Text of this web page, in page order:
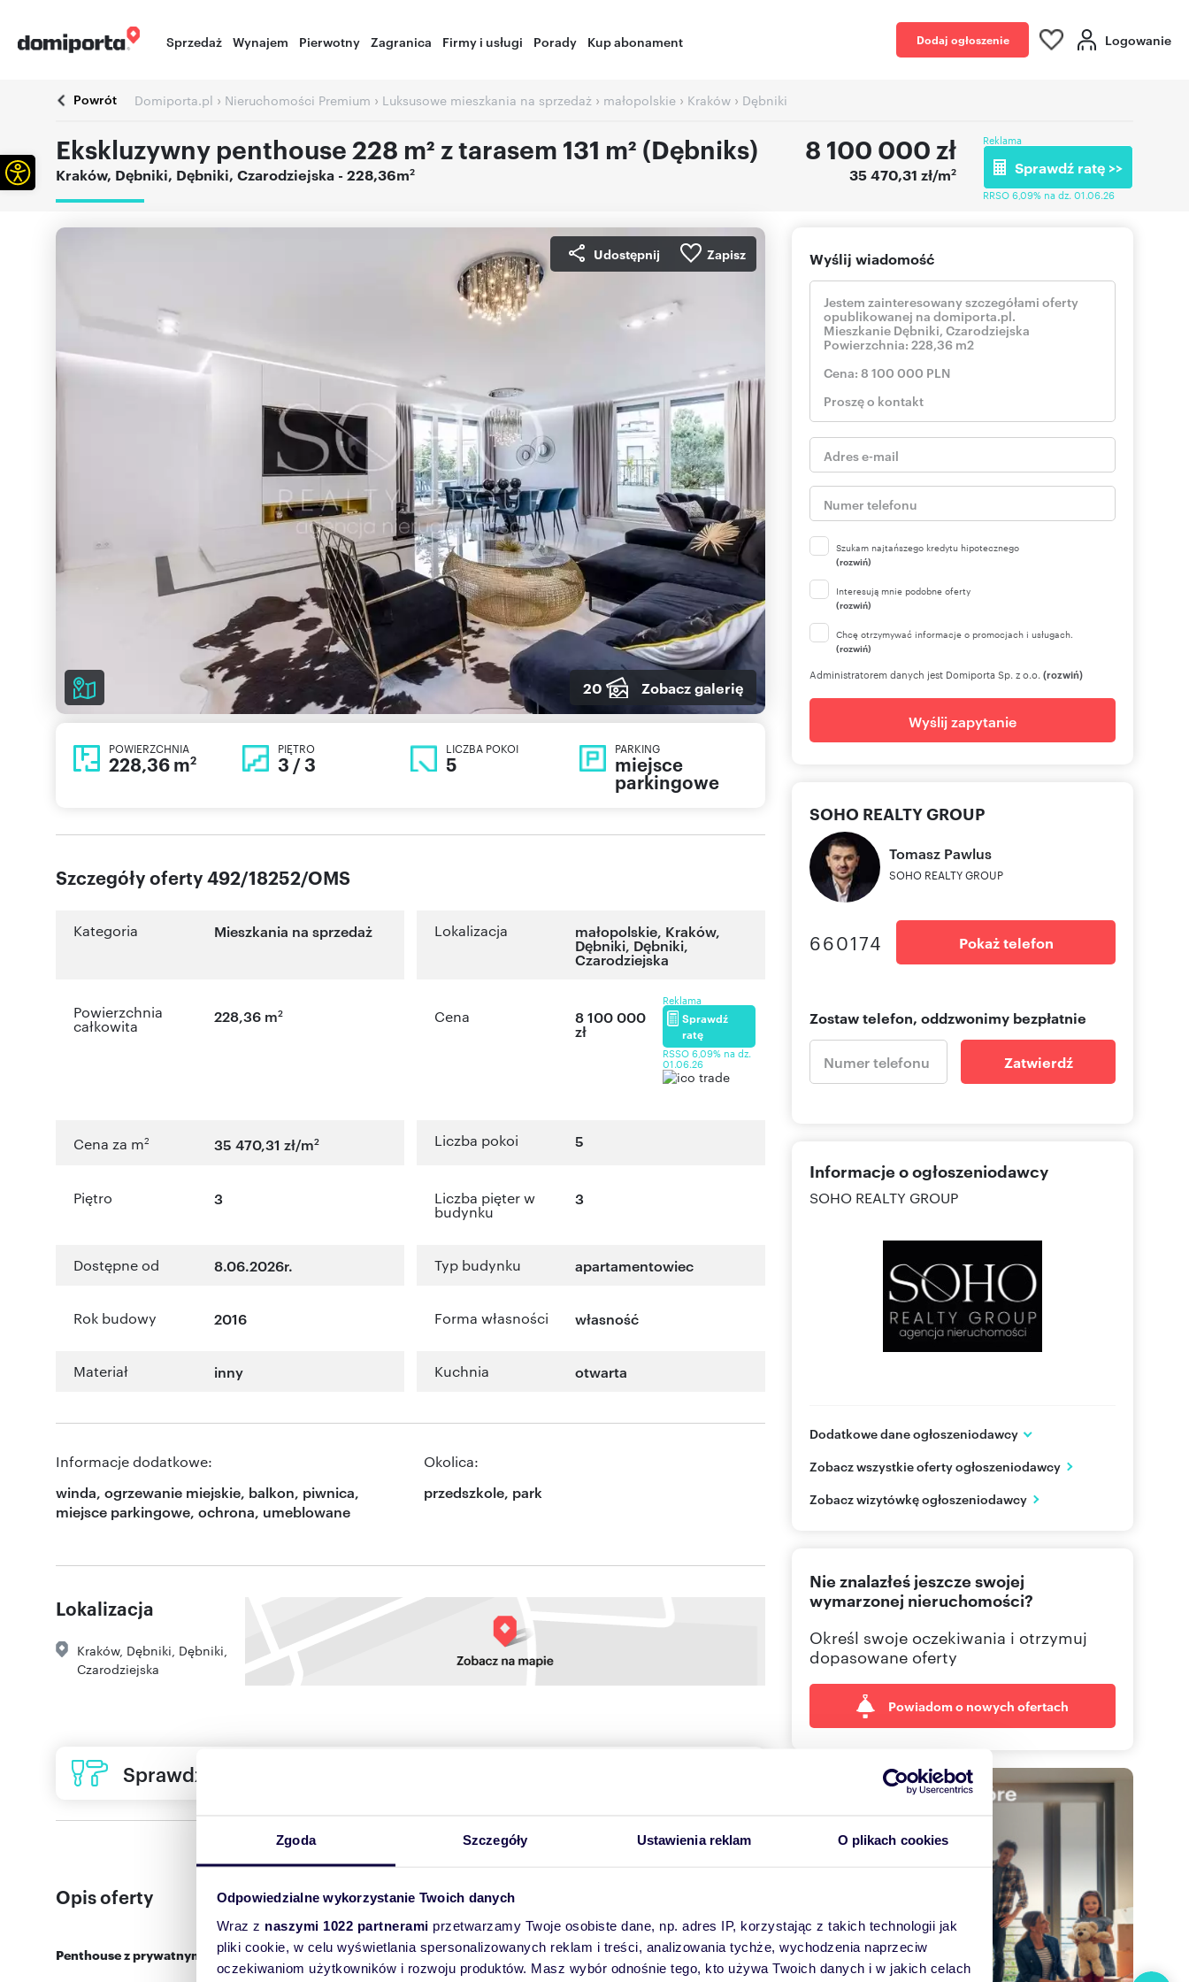
Zgoda Szczegóły Ustawienia reklam O plikach cookies
Odpowiedzialne wykorzystanie Twoich danych
Wraz z naszymi 1022 partnerami przetwarzamy Twoje osobiste dane, np. adres IP, korzystając z takich technologii jak
pliki cookie, w celu wyświetlania spersonalizowanych reklam i treści, analizowania tychże, wychodzenia naprzeciw
oczekiwaniom użytkowników i rozwoju produktów. Masz wybór odnośnie tego, kto używa Twoich danych i w jakich celach
Sprzedaż Wynajem Pierwotny Zagranica Firmy i usługi Porady Kup abonament Dodaj ogłoszenie Logowanie
Powrót Domiporta.pl › Nieruchomości Premium › Luksusowe mieszkania na sprzedaż › małopolskie › Kraków › Dębniki
Ekskluzywny penthouse 228 m² z tarasem 131 m² (Dębniks)
Kraków, Dębniki, Dębniki, Czarodziejska - 228,36m2
8 100 000 zł
35 470,31 zł/m2
Reklama
Sprawdź ratę >>
RRSO 6,09% na dz. 01.06.26
Udostępnij Zapisz
20 Zobacz galerię
POWIERZCHNIA
228,36 m2
PIĘTRO
3 / 3
LICZBA POKOI
5
PARKING
miejsce
parkingowe
Szczegóły oferty 492/18252/OMS
Kategoria Mieszkania na sprzedaż Lokalizacja małopolskie, Kraków,
Dębniki, Dębniki,
Czarodziejska
Powierzchnia
całkowita
228,36 m2 Cena 8 100 000
zł
Reklama
Sprawdź
ratę
RSSO 6,09% na dz.
01.06.26
Cena za m2 35 470,31 zł/m2 Liczba pokoi 5
Piętro 3 Liczba pięter w
budynku
3
Dostępne od 8.06.2026r. Typ budynku apartamentowiec
Rok budowy 2016 Forma własności własność
Materiał inny Kuchnia otwarta
Informacje dodatkowe:
winda, ogrzewanie miejskie, balkon, piwnica,
miejsce parkingowe, ochrona, umeblowane
Okolica:
przedszkole, park
Lokalizacja
Kraków, Dębniki Dębniki
Czarodziejska
Sprawdź ofertę usług remontowych
Opis oferty
Penthouse z prywatnym tarasem na dachu | Czarodziejska | Stare Dębniki | Kraków
Wyślij wiadomość
Szukam najtańszego kredytu hipotecznego
(rozwiń)
Interesują mnie podobne oferty
(rozwiń)
Chcę otrzymywać informacje o promocjach i usługach.
(rozwiń)
Administratorem danych jest Domiporta Sp. z o.o. (rozwiń)
Wyślij zapytanie
SOHO REALTY GROUP
Tomasz Pawlus
SOHO REALTY GROUP
660174 Pokaż telefon
Zostaw telefon, oddzwonimy bezpłatnie
Zatwierdź
Informacje o ogłoszeniodawcy
SOHO REALTY GROUP
Dodatkowe dane ogłoszeniodawcy
Kraków
PL
Zobacz wszystkie oferty ogłoszeniodawcy
Zobacz wizytówkę ogłoszeniodawcy
Nie znalazłeś jeszcze swojej
wymarzonej nieruchomości?
Określ swoje oczekiwania i otrzymuj
dopasowane oferty
Powiadom o nowych ofertach
Otwórz pasek narzędzi